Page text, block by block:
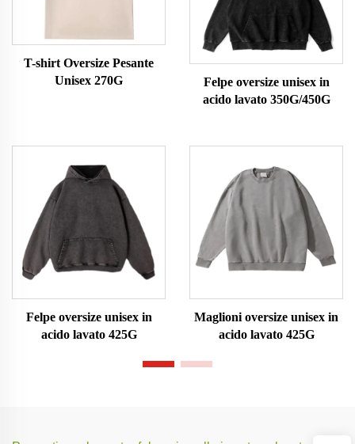
T-shirt Oversize Pesante
Unisex 270G
Felpe oversize unisex in
acido lavato 350G/450G
Felpe oversize unisex in
acido lavato 425G
Maglioni oversize unisex in
acido lavato 425G